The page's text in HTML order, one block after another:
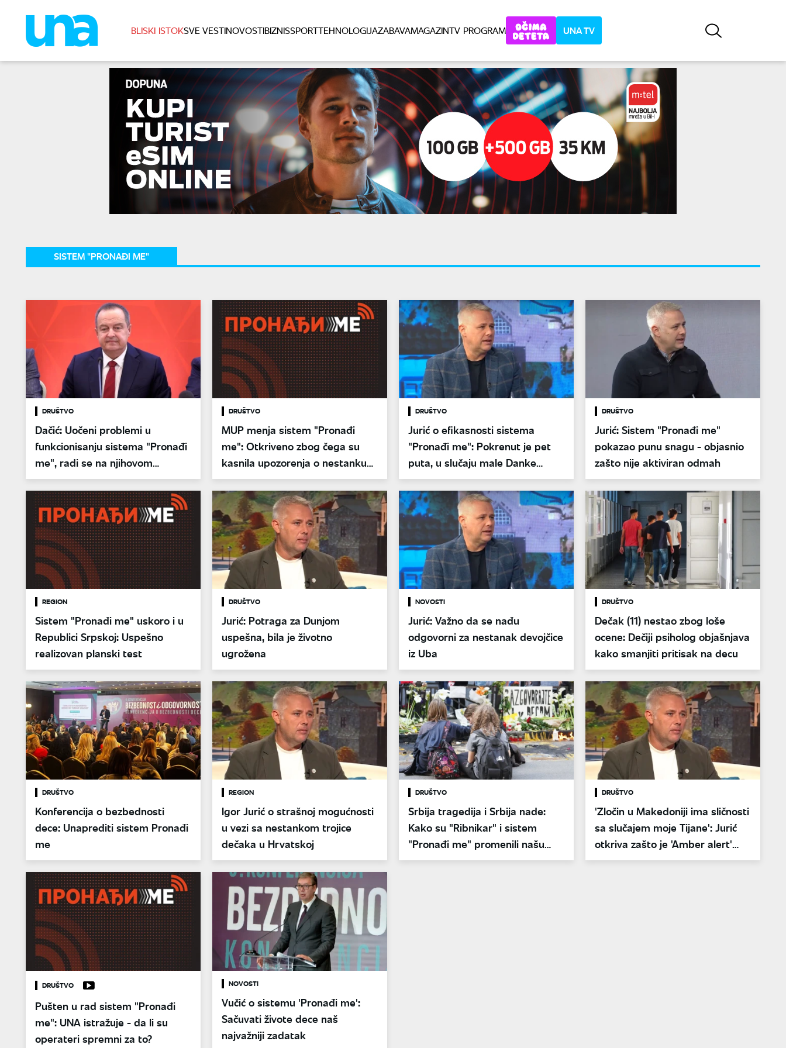
BLISKI ISTOKSVE VESTINOVOSTIBIZNISSPORTTEHNOLOGIJAZABAVAMAGAZINTV PROGRAM UNA TV
SISTEM "PRONAĐI ME"
DRUŠTVO
Dačić: Uočeni problemi u
funkcionisanju sistema "Pronađi
me", radi se na njihovom
otklanjanju
DRUŠTVO
MUP menja sistem "Pronađi
me": Otkriveno zbog čega su
kasnila upozorenja o nestanku
deteta
DRUŠTVO
Jurić o efikasnosti sistema
"Pronađi me": Pokrenut je pet
puta, u slučaju male Danke
neuspešno
DRUŠTVO
Jurić: Sistem "Pronađi me"
pokazao punu snagu - objasnio
zašto nije aktiviran odmah
REGION
Sistem "Pronađi me" uskoro i u
Republici Srpskoj: Uspešno
realizovan planski test
DRUŠTVO
Jurić: Potraga za Dunjom
uspešna, bila je životno
ugrožena
NOVOSTI
Jurić: Važno da se nađu
odgovorni za nestanak devojčice
iz Uba
DRUŠTVO
Dečak (11) nestao zbog loše
ocene: Dečiji psiholog objašnjava
kako smanjiti pritisak na decu
DRUŠTVO
Konferencija o bezbednosti
dece: Unaprediti sistem Pronađi
me
REGION
Igor Jurić o strašnoj mogućnosti
u vezi sa nestankom trojice
dečaka u Hrvatskoj
DRUŠTVO
Srbija tragedija i Srbija nade:
Kako su "Ribnikar" i sistem
"Pronađi me" promenili našu
zemlju?
DRUŠTVO
'Zločin u Makedoniji ima sličnosti
sa slučajem moje Tijane': Jurić
otkriva zašto je 'Amber alert'
neophodan
DRUŠTVO
Pušten u rad sistem "Pronađi
me": UNA istražuje - da li su
operateri spremni za to?
NOVOSTI
Vučić o sistemu 'Pronađi me':
Sačuvati živote dece naš
najvažniji zadatak